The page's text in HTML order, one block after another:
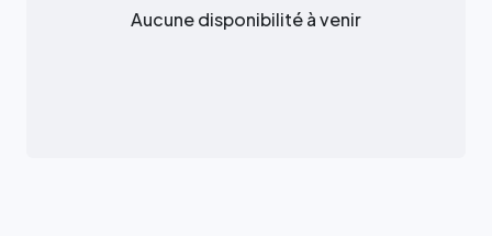
Aucune disponibilité à venir